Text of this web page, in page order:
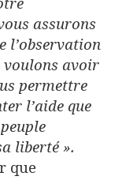
assurons
l’observation
voulons avoir
permettre
l’aide que
liberté ».
que